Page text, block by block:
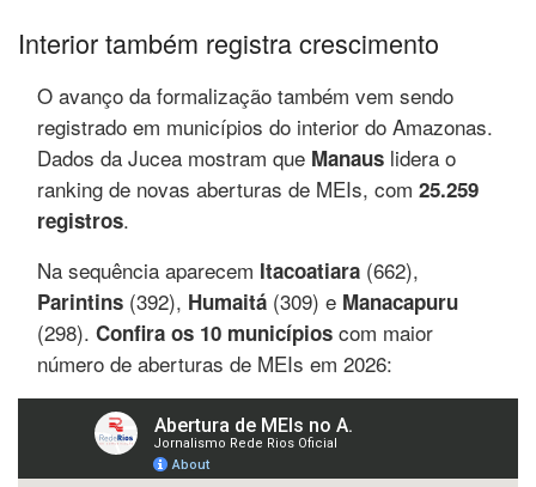
Interior também registra crescimento
O avanço da formalização também vem sendo
registrado em municípios do interior do Amazonas.
Dados da Jucea mostram que Manaus lidera o
ranking de novas aberturas de MEIs, com 25.259
registros.
Na sequência aparecem Itacoatiara (662),
Parintins (392), Humaitá (309) e Manacapuru
(298). Confira os 10 municípios com maior
número de aberturas de MEIs em 2026: